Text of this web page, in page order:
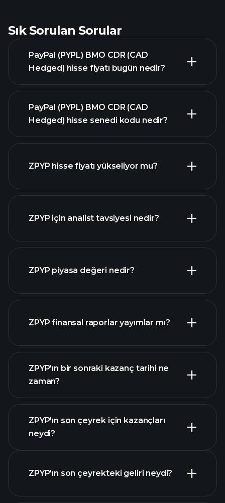
Sık Sorulan Sorular
PayPal (PYPL) BMO CDR (CAD
Hedged) hisse fiyatı bugün nedir?
PayPal (PYPL) BMO CDR (CAD
Hedged) hisse senedi kodu nedir?
ZPYP hisse fiyatı yükseliyor mu?
ZPYP grafik
ZPYP için analist tavsiyesi nedir?
ZPYP piyasa değeri nedir?
piyasa
ZPYP finansal raporlar yayımlar mı?
ZPYP finansal verilerini
ZPYP'ın bir sonraki kazanç tarihi ne
zaman?
ZPYP'ın son çeyrek için kazançları
neydi?
ZPYP'ın son çeyrekteki geliri neydi?